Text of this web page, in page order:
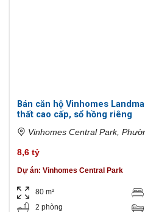
Bán căn hộ Vinhomes
thất cao cấp, sổ hồng riêng
Vinhomes Central Park,
8,6 tỷ
Dự án: Vinhomes Central Park
80 m²
2 phòng